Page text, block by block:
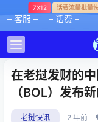
– 客服 –
7X12
– 话费 –
话费流量批量
在老挝发财的
（BOL）发布
老挝快讯 2 年前